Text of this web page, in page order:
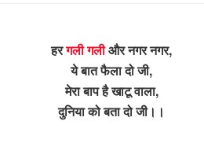
हरगली गलीऔर नगर नगर,
ये बात फैला दो जी,
मेरा बाप है खाटू वाला,
दुनिया को बता दो जी।।